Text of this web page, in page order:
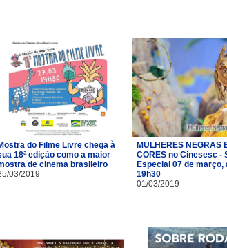
do Filme Livre chega à
18ª edição como a maior
de cinema brasileiro
03/2019
MULHERES NEGRAS
CORES no Cinesesc -
Especial 07 de março,
19h30
01/03/2019